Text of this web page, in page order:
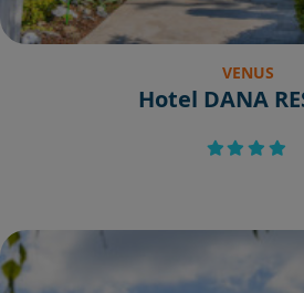
VENUS
Hotel DANA